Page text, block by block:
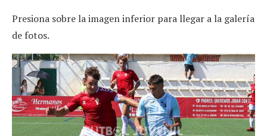
Presiona sobre la imagen inferior para llegar a la galería
de fotos.